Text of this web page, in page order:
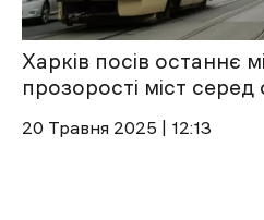
Харків посів останнє
прозорості міст
20 Травня 2025 | 12:13